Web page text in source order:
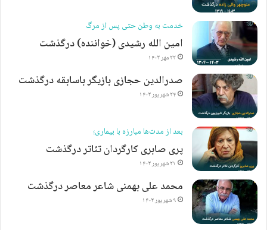
خدمت به وطن حتی پس از مرگ
امین الله رشیدی (خواننده) درگذشت
۲۲ مهر ۱۴۰۳
صدرالدین حجازی بازیگر باسابقه درگذشت
۲۴ شهریور ۱۴۰۳
بعد از مدت‌ها مبارزه با بیماری؛
پری صابری کارگردان تئاتر درگذشت
۲۱ شهریور ۱۴۰۳
محمد علی بهمنی شاعر معاصر درگذشت
۹ شهریور ۱۴۰۳